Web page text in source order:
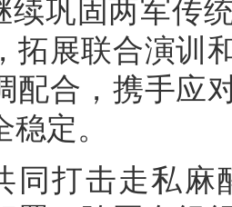
续巩固两军传
拓展联合演训
配合，携手应
定。
同打击走私麻